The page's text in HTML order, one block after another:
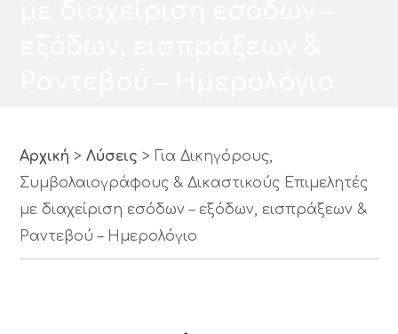
Αρχική >Λύσεις >
Για Δικηγόρους,
Συμβολαιογράφους & Δικαστικούς Επιμελητές
με διαχείριση εσόδων – εξόδων, εισπράξεων &
Ραντεβού – Ημερολόγιο